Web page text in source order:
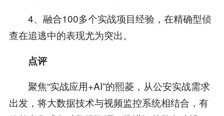
4、融合100多个实战项目经验，在精确型侦
查在追逃中的表现尤为突出。
点评
聚焦“实战应用+AI”的熙菱，从公安实战需求
出发，将大数据技术与视频监控系统相结合，有